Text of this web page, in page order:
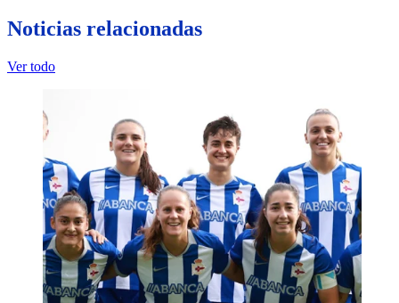
Noticias relacionadas
Ver todo